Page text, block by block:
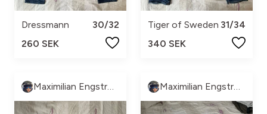
Dressmann
30/32
260 SEK
Tiger of Sweden 31/34
340 SEK